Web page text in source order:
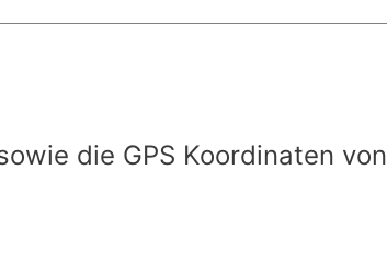
die GPS Koordinaten von